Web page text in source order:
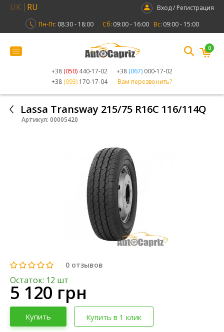
UK RU
Вход / Регистрация
Пн-Пт: 08:30 - 18:00 Сб: 09:00 - 16:00 Вс: 09:00 - 15:00
+38 (050) 440-17-02 +38 (067) 000-17-02
+38 (093) 170-17-04 Вам перезвонить?
0
Lassa Transway 215/75 R16C 116/114Q
Артикул: 00005420
0 отзывов
Остаток: 12 шт
5 120 грн
Купить Купить в 1 клик